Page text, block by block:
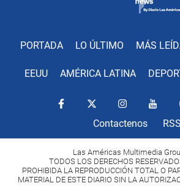
PORTADA LO ÚLTIMO MÁS
EEUU AMÉRICA LATINA
Contactenos RSS
Las Américas Multimedia
TODOS LOS DERECHOS
PROHIBIDA LA REPRODUCCIÓN TOTAL O
MATERIAL DE ESTE DIARIO SIN LA